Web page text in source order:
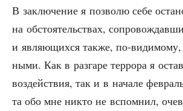
В заклю­че­ние я поз­во­лю себе
на обсто­я­тель­ствах,
и явля­ю­щих­ся так­же, по-
ны­ми. Как в раз­га­ре тер­ро­ра я
воз­дей­ствия, так и в нача­ле
та обо мне никто не вспом­нил,